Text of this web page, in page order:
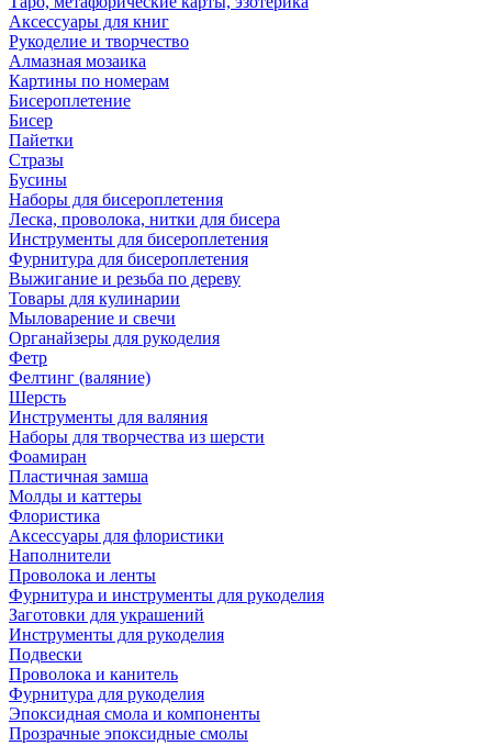
Аксессуары для книг
Рукоделие и творчество
Алмазная мозаика
Картины по номерам
Бисероплетение
Бисер
Пайетки
Стразы
Бусины
Наборы для бисероплетения
Леска, проволока, нитки для бисера
Инструменты для бисероплетения
Фурнитура для бисероплетения
Выжигание и резьба по дереву
Товары для кулинарии
Мыловарение и свечи
Органайзеры для рукоделия
Фетр
Фелтинг (валяние)
Шерсть
Инструменты для валяния
Наборы для творчества из шерсти
Фоамиран
Пластичная замша
Молды и каттеры
Флористика
Аксессуары для флористики
Наполнители
Проволока и ленты
Фурнитура и инструменты для рукоделия
Заготовки для украшений
Инструменты для рукоделия
Подвески
Проволока и канитель
Фурнитура для рукоделия
Эпоксидная смола и компоненты
Прозрачные эпоксидные смолы